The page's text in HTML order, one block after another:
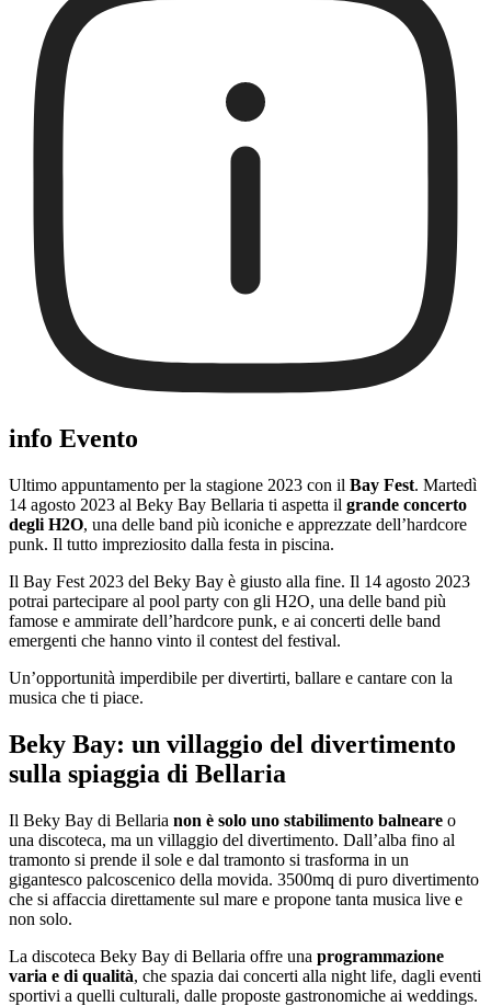
info Evento
Ultimo appuntamento per la stagione 2023 con il Bay Fest. Martedì
14 agosto 2023 al Beky Bay Bellaria ti aspetta il grande concerto
degli H2O, una delle band più iconiche e apprezzate dell’hardcore
punk. Il tutto impreziosito dalla festa in piscina.
Il Bay Fest 2023 del Beky Bay è giusto alla fine. Il 14 agosto 2023
potrai partecipare al pool party con gli H2O, una delle band più
famose e ammirate dell’hardcore punk, e ai concerti delle band
emergenti che hanno vinto il contest del festival.
Un’opportunità imperdibile per divertirti, ballare e cantare con la
musica che ti piace.
Beky Bay: un villaggio del divertimento
sulla spiaggia di Bellaria
Il Beky Bay di Bellaria non è solo uno stabilimento balneare o
una discoteca, ma un villaggio del divertimento. Dall’alba fino al
tramonto si prende il sole e dal tramonto si trasforma in un
gigantesco palcoscenico della movida. 3500mq di puro divertimento
che si affaccia direttamente sul mare e propone tanta musica live e
non solo.
La discoteca Beky Bay di Bellaria offre una programmazione
varia e di qualità, che spazia dai concerti alla night life, dagli eventi
sportivi a quelli culturali, dalle proposte gastronomiche ai weddings.